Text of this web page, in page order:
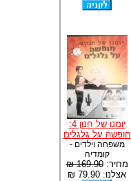
יומנו של חנון 4:
חופשה על גלגלים
משפחה וילדים -
קומדיה
מחיר:169.90 ₪
אצלנו: 79.90 ₪